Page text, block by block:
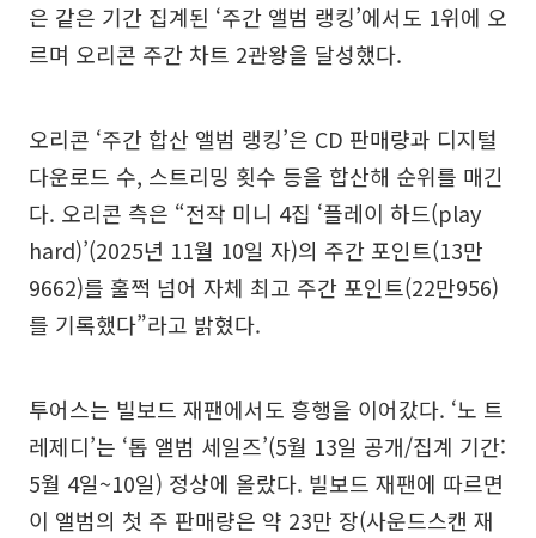
은 같은 기간 집계된 ‘주간 앨범 랭킹’에서도 1위에 오
르며 오리콘 주간 차트 2관왕을 달성했다.
오리콘 ‘주간 합산 앨범 랭킹’은 CD 판매량과 디지털
다운로드 수, 스트리밍 횟수 등을 합산해 순위를 매긴
다. 오리콘 측은 “전작 미니 4집 ‘플레이 하드(play
hard)’(2025년 11월 10일 자)의 주간 포인트(13만
9662)를 훌쩍 넘어 자체 최고 주간 포인트(22만956)
를 기록했다”라고 밝혔다.
투어스는 빌보드 재팬에서도 흥행을 이어갔다. ‘노 트
레제디’는 ‘톱 앨범 세일즈’(5월 13일 공개/집계 기간:
5월 4일~10일) 정상에 올랐다. 빌보드 재팬에 따르면
이 앨범의 첫 주 판매량은 약 23만 장(사운드스캔 재